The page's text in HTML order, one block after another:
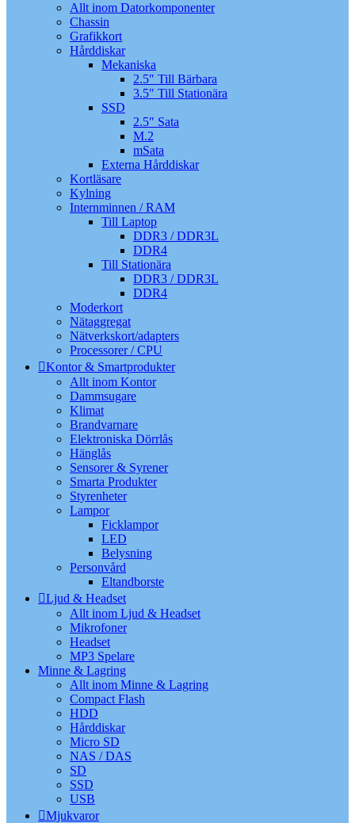
Allt inom Datorkomponenter
Chassin
Grafikkort
Hårddiskar
Mekaniska
2.5″ Till Bärbara
3.5″ Till Stationära
SSD
2.5″ Sata
M.2
mSata
Externa Hårddiskar
Kortläsare
Kylning
Internminnen / RAM
Till Laptop
DDR3 / DDR3L
DDR4
Till Stationära
DDR3 / DDR3L
DDR4
Moderkort
Nätaggregat
Nätverkskort/adapters
Processorer / CPU
Kontor & Smartprodukter
Allt inom Kontor
Dammsugare
Klimat
Brandvarnare
Elektroniska Dörrlås
Hänglås
Sensorer & Syrener
Smarta Produkter
Styrenheter
Lampor
Ficklampor
LED
Belysning
Personvård
Eltandborste
Ljud & Headset
Allt inom Ljud & Headset
Mikrofoner
Headset
MP3 Spelare
Minne & Lagring
Allt inom Minne & Lagring
Compact Flash
HDD
Hårddiskar
Micro SD
NAS / DAS
SD
SSD
USB
Mjukvaror